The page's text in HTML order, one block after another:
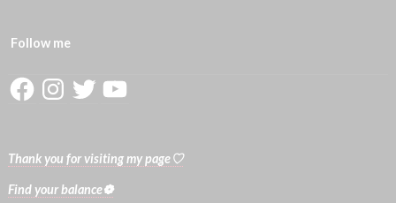
Follow me
FacebookInstagram
TwitterYouTube
Thank you for visiting my page♡
Find your balance❁